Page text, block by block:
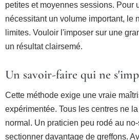
petites et moyennes sessions. Pour
nécessitant un volume important, le
limites. Vouloir l'imposer sur une
un résultat clairsemé.
Un savoir-faire qui ne
Cette méthode exige une vraie
expérimentée. Tous les centres ne
normal. Un praticien peu rodé au
sectionner davantage de greffons.